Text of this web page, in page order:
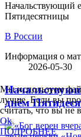
Начальствующий
Пятидесятницы
В России
Информация о
2026-05-30
днём
Мы используем
лучше. Если вы
считать, что вы не
Ok
ПОДРОБНЕЕ